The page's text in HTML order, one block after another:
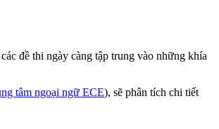
đề thi ngày càng tập trung vào những khía
tâm ngoại ngữ ECE), sẽ phân tích chi tiết